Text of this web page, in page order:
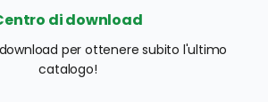
di download
per ottenere subito l'ultimo
catalogo!